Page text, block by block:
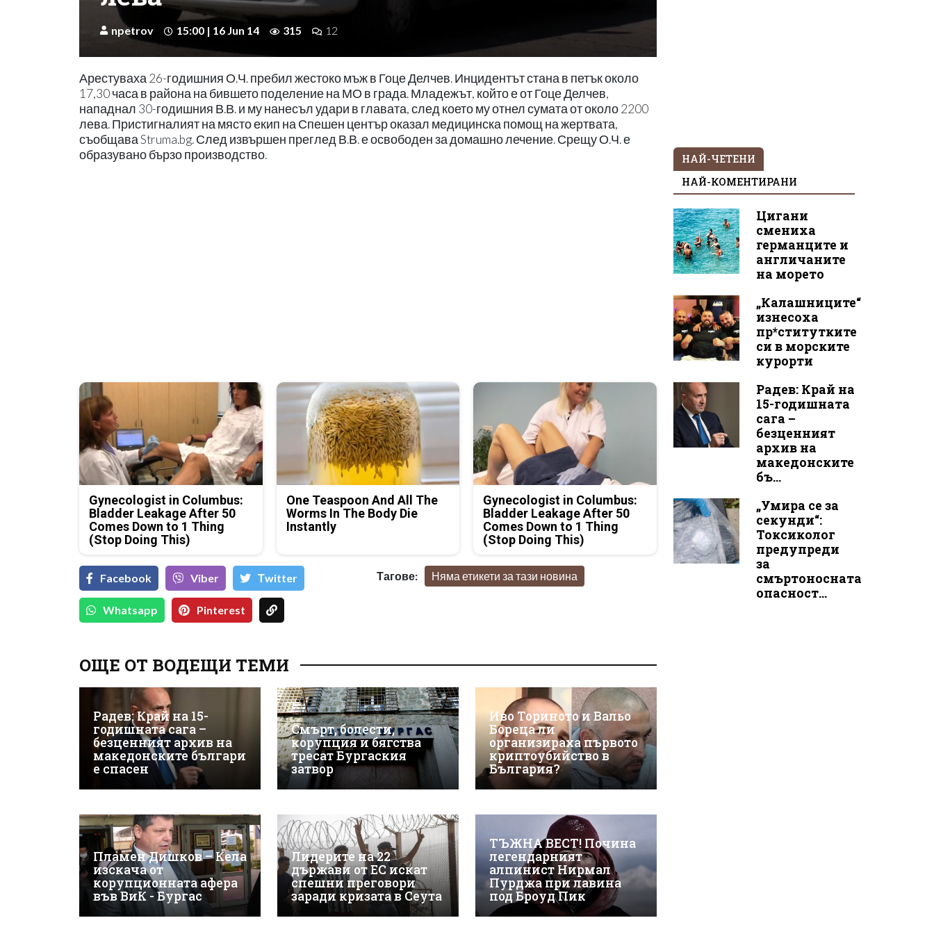
npetrov 15:00 | 16 Jun 14 315 12
Арестуваха 26-годишния О.Ч. пребил жестоко мъж в Гоце Делчев. Инцидентът стана в петък около
17,30 часа в района на бившето поделение на МО в града. Младежът, който е от Гоце Делчев,
нападнал 30-годишния В.В. и му нанесъл удари в главата, след което му отнел сумата от около 2200
лева. Пристигналият на място екип на Спешен център оказал медицинска помощ на жертвата,
съобщава Struma.bg. След извършен преглед В.В. е освободен за домашно лечение. Срещу О.Ч. е
образувано бързо производство.
Gynecologist in Columbus:
Bladder Leakage After 50
Comes Down to 1 Thing
(Stop Doing This)
One Teaspoon And All The
Worms In The Body Die
Instantly
Gynecologist in Columbus:
Bladder Leakage After 50
Comes Down to 1 Thing
(Stop Doing This)
Facebook Viber Тwitter
Whatsapp Pinterest
Тагове: Няма етикети за тази новина
ОЩЕ ОТ ВОДЕЩИ ТЕМИ
Радев: Край на 15-
годишната сага –
безценният архив на
македонските българи
е спасен
Смърт, болести,
корупция и бягства
тресат Бургаския
затвор
Иво Ториното и Вальо
Бореца ли
организираха първото
криптоубийство в
България?
Пламен Дишков – Кела
изскача от
корупционната афера
във ВиК - Бургас
Лидерите на 22
държави от ЕС искат
спешни преговори
заради кризата в Сеута
ТЪЖНА ВЕСТ! Почина
легендарният
алпинист Нирмал
Пурджа при лавина
под Броуд Пик
НАЙ-ЧЕТЕНИ
НАЙ-КОМЕНТИРАНИ
Цигани
смениха
германците и
англичаните
на морето
„Калашниците“
изнесоха
пр*ститутките
си в морските
курорти
Радев: Край на
15-годишната
сага –
безценният
архив на
македонските
бъ...
„Умира се за
секунди“:
Токсиколог
предупреди
за
смъртоносната
опасност...